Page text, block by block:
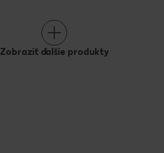
Zobraziť ďalšie produkty